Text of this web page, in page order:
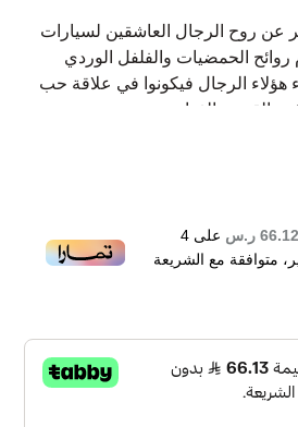
عن روح الرجال العاشقين لسيارات
الحمضيات والفلفل الوردي
هؤلاء الرجال فيكونوا في علاقة حب
القوية والفواحة
ألمانية معروفة في جميع
التجارية. فمنذ عام 2012، أطلقت هذه الشركة 25 عطرًا
التي تصنعها.
66.12 ر.س على 4
متوافقة مع الشريعة